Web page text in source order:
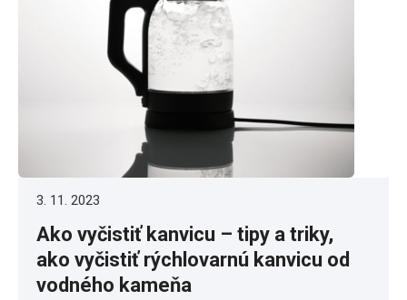
3. 11. 2023
Ako vyčistiť kanvicu – tipy a triky,
ako vyčistiť rýchlovarnú kanvicu od
vodného kameňa